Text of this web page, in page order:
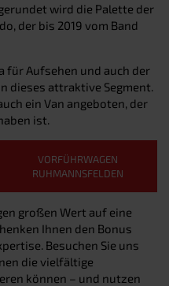
wird die Palette der
der bis 2019 vom Band
für Aufsehen und auch der
dieses attraktive Segment.
ein Van angeboten, der
ist.
VORFÜHRWAGEN
RUHMANNSFELDEN
großen Wert auf eine
Ihnen den Bonus
Besuchen Sie uns
die vielfältige
können – und nutzen